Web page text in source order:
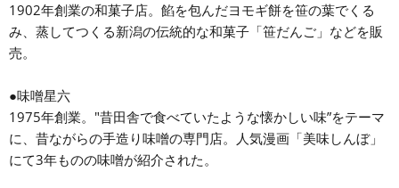
1902年創業の和菓子店。餡を包んだヨモギ餅を笹の葉でくる
み、蒸してつくる新潟の伝統的な和菓子「笹だんご」などを販
売。
●味噌星六
1975年創業。"昔田舎で食べていたような懐かしい味”をテーマ
に、昔ながらの手造り味噌の専門店。人気漫画「美味しんぼ」
にて3年ものの味噌が紹介された。